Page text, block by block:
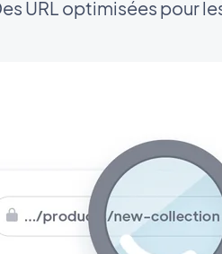
URL optimisées pour